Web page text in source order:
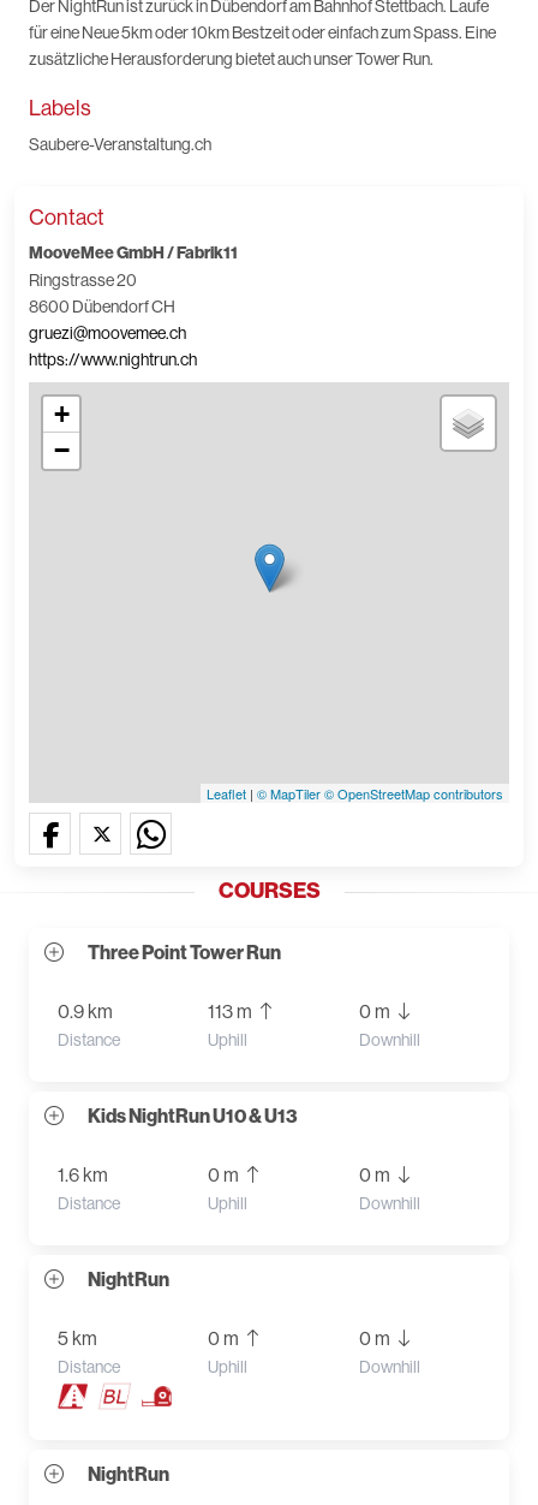
Der NightRun ist zurück in Dübendorf am Bahnhof Stettbach. Laufe
für eine Neue 5km oder 10km Bestzeit oder einfach zum Spass. Eine
zusätzliche Herausforderung bietet auch unser Tower Run.
Labels
Saubere-Veranstaltung.ch
Contact
MooveMee GmbH / Fabrik11
Ringstrasse 20
8600 Dübendorf CH
gruezi@moovemee.ch
https://www.nightrun.ch
+
−
Leaflet | © MapTiler© OpenStreetMap contributors
COURSES
Three Point Tower Run
0.9 km
Distance
113 m
Uphill
0 m
Downhill
Kids NightRun U10 & U13
1.6 km
Distance
0 m
Uphill
0 m
Downhill
NightRun
5 km
Distance
0 m
Uphill
0 m
Downhill
NightRun